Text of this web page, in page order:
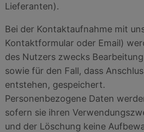
Lieferanten).
Bei der Kontaktaufnahme mit
Kontaktformular oder Email)
des Nutzers zwecks
sowie für den Fall, dass
entstehen, gespeichert.
Personenbezogene Daten
sofern sie ihren
und der Löschung keine